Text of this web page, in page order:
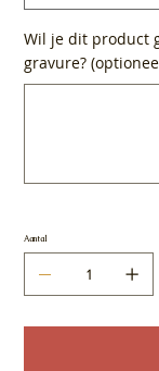
Wil je dit product
gravure?
Aantal